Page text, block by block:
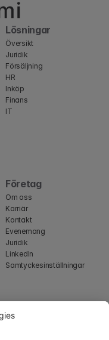
Lösningar
Översikt
Juridik
Försäljning
HR
Inköp
Finans
IT
Företag
Om oss
Karriär
Kontakt
Evenemang
Juridik
LinkedIn
Samtyckesinställningar